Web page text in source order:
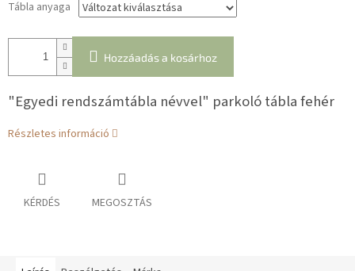
Tábla anyaga
Hozzáadás a kosárhoz
"Egyedi rendszámtábla névvel" parkoló tábla fehér
Részletes információ
KÉRDÉS MEGOSZTÁS